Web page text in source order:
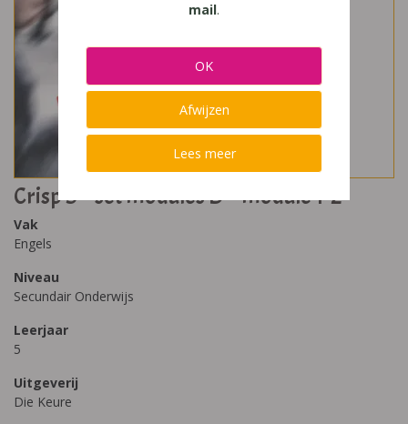
Crisp 5 – set modules D – module 1-2
Vak
Engels
Niveau
Secundair Onderwijs
Leerjaar
5
Uitgeverij
Die Keure
mail.
OK
Afwijzen
Lees meer